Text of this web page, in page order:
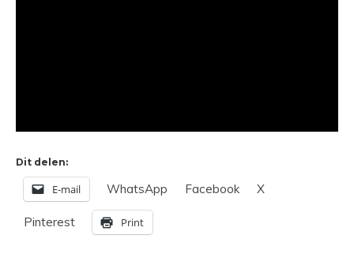
Dit delen:
E-mail WhatsApp Facebook X
Pinterest Print